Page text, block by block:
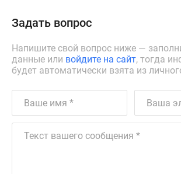
Задать вопрос
Напишите свой вопрос ниже —
данные или войдите на сайт, тогда
будет автоматически взята из